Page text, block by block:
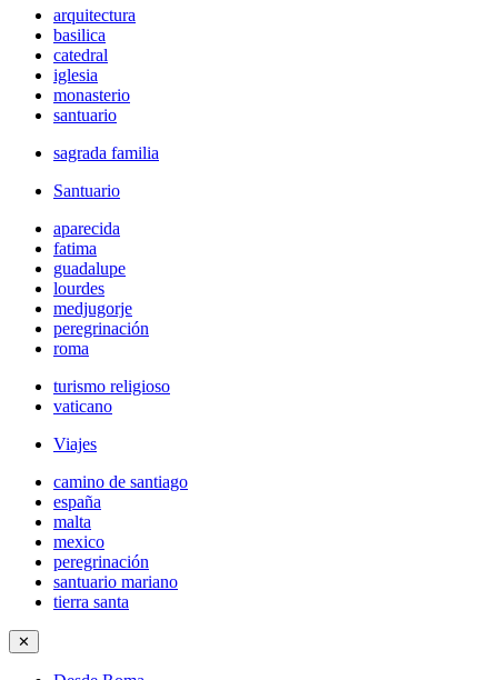
arquitectura
basilica
catedral
iglesia
monasterio
santuario
sagrada familia
Santuario
aparecida
fatima
guadalupe
lourdes
medjugorje
peregrinación
roma
turismo religioso
vaticano
Viajes
camino de santiago
españa
malta
mexico
peregrinación
santuario mariano
tierra santa
✕